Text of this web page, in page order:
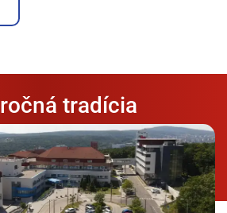
ročná tradícia